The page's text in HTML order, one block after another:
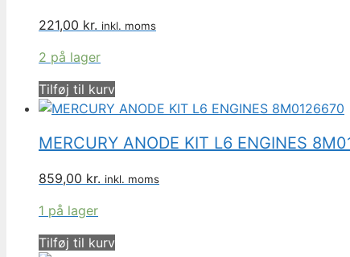
221,00 kr. inkl. moms
2 på lager
Tilføj til kurv
MERCURY ANODE KIT L6 ENGINES
859,00 kr. inkl. moms
1 på lager
Tilføj til kurv